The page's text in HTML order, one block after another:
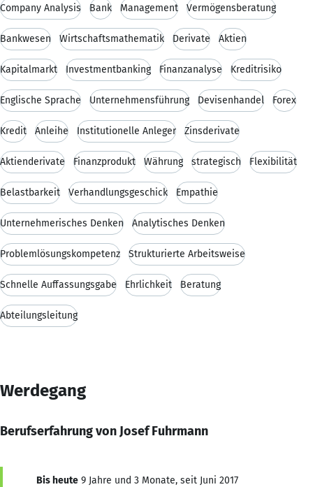
Company Analysis Bank Management Vermögensberatung
Bankwesen Wirtschaftsmathematik Derivate Aktien
Kapitalmarkt Investmentbanking Finanzanalyse Kreditrisiko
Englische Sprache Unternehmensführung Devisenhandel Forex
Kredit Anleihe Institutionelle Anleger Zinsderivate
Aktienderivate Finanzprodukt Währung strategisch Flexibilität
Belastbarkeit Verhandlungsgeschick Empathie
Unternehmerisches Denken Analytisches Denken
Problemlösungskompetenz Strukturierte Arbeitsweise
Schnelle Auffassungsgabe Ehrlichkeit Beratung
Abteilungsleitung
Werdegang
Berufserfahrung von Josef Fuhrmann
Bis heute 9 Jahre und 3 Monate, seit Juni 2017